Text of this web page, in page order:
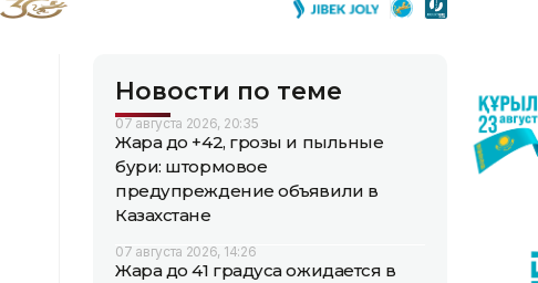
Новости по теме
07 августа 2026, 20:35
Жара до +42, грозы и пыльные
бури: штормовое
предупреждение объявили в
Казахстане
07 августа 2026, 14:26
Жара до 41 градуса ожидается в